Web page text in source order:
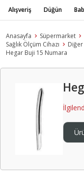
Alışveriş Düğün
Anasayfa Süpermarket
Sağlık Ölçüm Cihazı
Diğer
Hegar Buji 15 Numara